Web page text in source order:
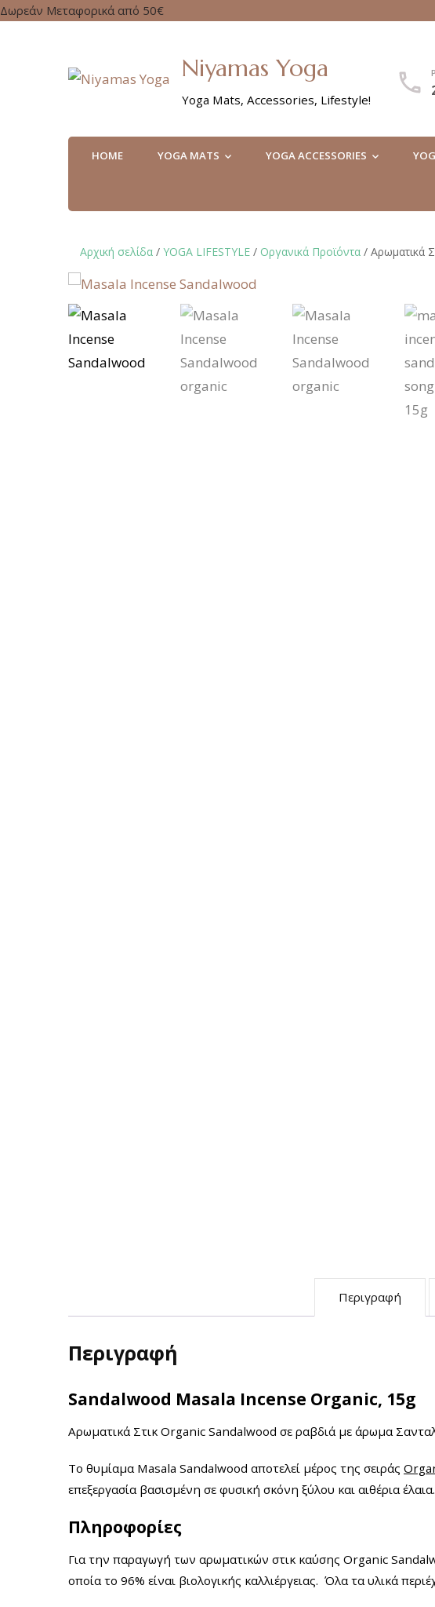
Δωρεάν Μεταφορικά από 50€
Niyamas Yoga
Yoga Mats, Accessories, Lifestyle!
HOME YOGA MATS YOGA ACCESSORIES
Αρχική σελίδα / YOGA LIFESTYLE / Οργανικά Προϊόντα / Αρωματικά
Περιγραφή
Περιγραφή
Sandalwood Masala Incense Organic, 15g
Αρωματικά Στικ Organic Sandalwood σε ραβδιά με άρωμα
Το θυμίαμα Masala Sandalwood αποτελεί μέρος της σειράς
επεξεργασία βασισμένη σε φυσική σκόνη ξύλου και αιθέρια έλαια.
Πληροφορίες
Για την παραγωγή των αρωματικών στικ καύσης Organic
οποία το 96% είναι βιολογικής καλλιέργειας. Όλα τα υλικά